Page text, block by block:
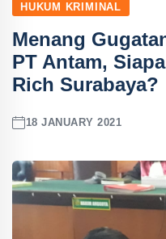
HUKUM KRIMINAL
Menang
PT Antam,
Rich Surabaya?
18 JANUARY 2021